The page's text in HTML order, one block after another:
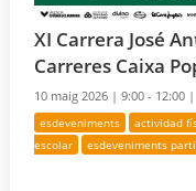
XI Carrera José
Carreres Caixa
10 maig 2026 |9:00 - 12:00 |
esdeveniments actividad
escolar
esdeveniments